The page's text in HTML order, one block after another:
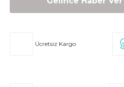
Ücretsiz Kargo